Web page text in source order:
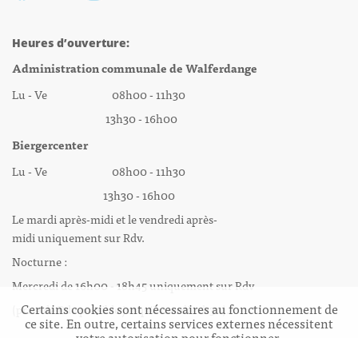
Heures d’ouverture:
Administration communale de Walferdange
Lu - Ve 08h00 - 11h30
13h30 - 16h00
Biergercenter
Lu - Ve 08h00 - 11h30
13h30 - 16h00
Le mardi après-midi et le vendredi après-
midi uniquement sur Rdv.
Nocturne :
Mercredi de 16h00 - 18h45 uniquement sur Rdv
(prise de Rdv possible jusqu'à mardi 11h30).
Certains cookies sont nécessaires au fonctionnement de
ce site. En outre, certains services externes nécessitent